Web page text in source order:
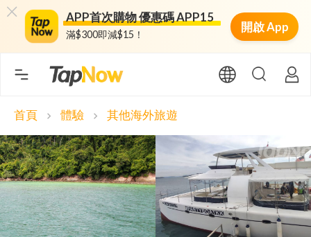
APP首次購物 優惠碼 APP15
滿$300即減$15！
開啟 App
首頁 chevron_right 體驗 chevron_right 其他海外旅遊